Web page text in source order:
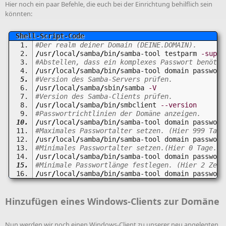
Hier noch ein paar Befehle, die euch bei der Einrichtung behilflich sein
könnten:
#Der realm deiner Domain (DEINE.DOMAIN).
/usr/local /samba/bin/samba-tool testparm
-
#Abstellen, dass ein komplexes Passwort
/usr/local /samba/bin/samba-tool domain
#Version des Samba-Servers prüfen.
/usr/local /samba/sbin/samba
-V
#Version des Samba-Clients prüfen.
/usr/local /samba/bin/smbclient
--version
#Passwortrichtlinien der Domäne anzeigen.
/usr/local /samba/bin/samba-tool domain
#Maximales Passwortalter setzen. (Hier 999
/usr/local /samba/bin/samba-tool domain
#Minimales Passwortalter setzen.(Hier 0 Tage.)
/usr/local /samba/bin/samba-tool domain
#Minimale Passwortlänge festlegen. (Hier 2
/usr/local /samba/bin/samba-tool domain
Hinzufügen eines Windows-Clients zur Domäne